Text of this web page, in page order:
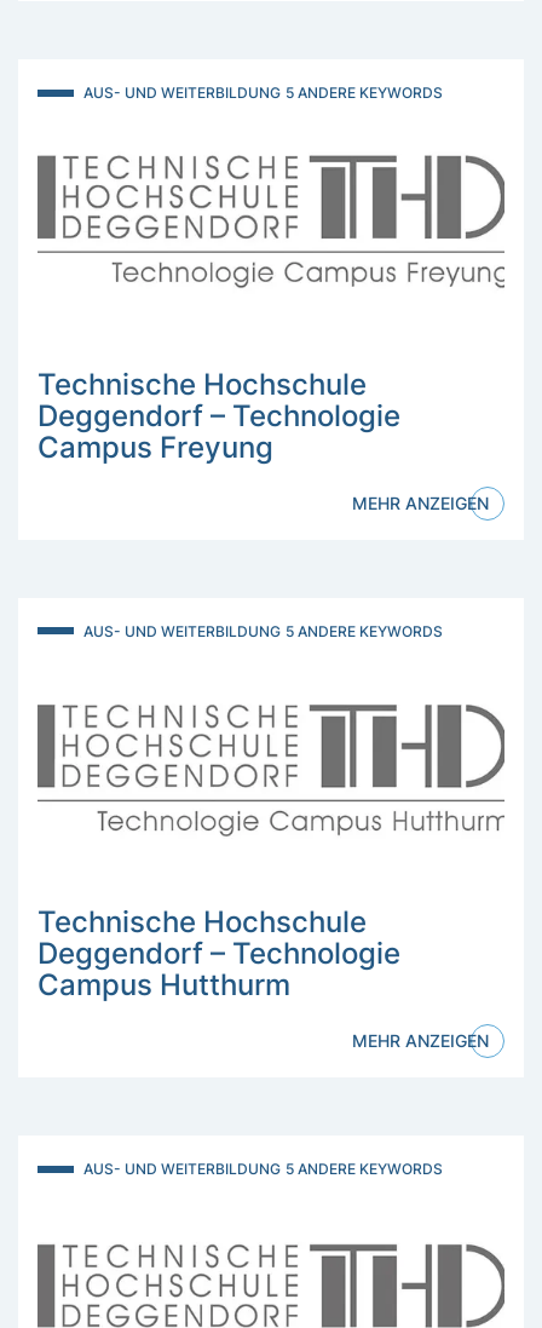
AUS- UND WEITERBILDUNG 5 ANDERE KEYWORDS
Technische Hochschule
Deggendorf – Technologie
Campus Freyung
MEHR ANZEIGEN
AUS- UND WEITERBILDUNG 5 ANDERE KEYWORDS
Technische Hochschule
Deggendorf – Technologie
Campus Hutthurm
MEHR ANZEIGEN
AUS- UND WEITERBILDUNG 5 ANDERE KEYWORDS